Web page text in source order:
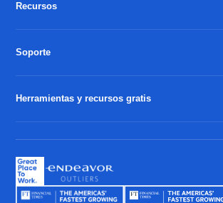
Recursos
Soporte
Herramientas y recursos gratis